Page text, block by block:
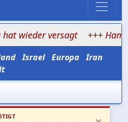
versagt +++ Hamas
Israel Europa Iran